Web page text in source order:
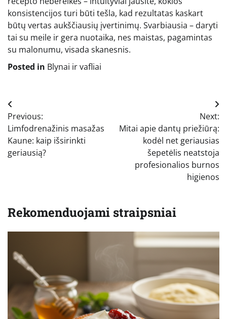
konsistencijos turi būti tešla, kad rezultatas kaskart
būtų vertas aukščiausių įvertinimų. Svarbiausia – daryti
tai su meile ir gera nuotaika, nes maistas, pagamintas
su malonumu, visada skanesnis.
Posted in Blynai ir vafliai
Navigacija
tarp
įrašų
Previous:
Limfodrenažinis masažas
Kaune: kaip išsirinkti
geriausią?
Next:
Mitai apie dantų priežiūrą:
kodėl net geriausias
šepetėlis neatstoja
profesionalios burnos
higienos
Rekomenduojami straipsniai